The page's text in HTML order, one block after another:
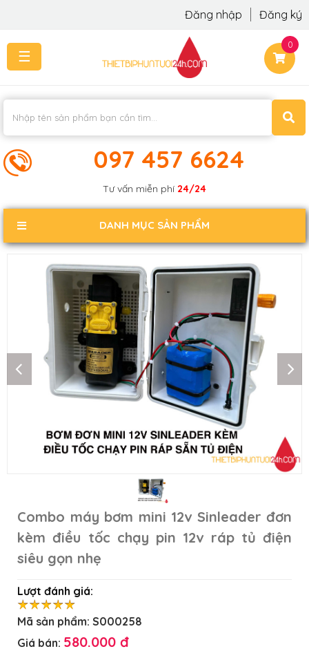
Đăng nhập Đăng ký
097 457 6624
Tư vấn miễn phí 24/24
DANH MỤC SẢN PHẨM
0
-
LẮP
HỒI
LIÊN
HỆ
☰
Combo máy bơm mini 12v Sinleader đơn
kèm điều tốc chạy pin 12v ráp tủ điện
siêu gọn nhẹ
Lượt đánh giá:
Mã sản phẩm: S000258
Giá bán: 580.000 đ